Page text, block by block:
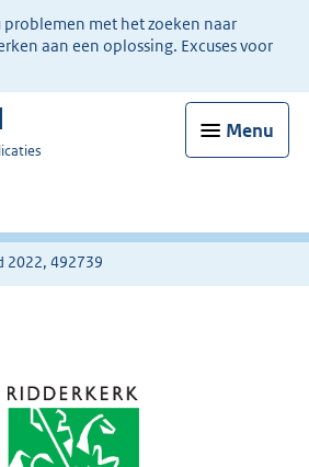
met het zoeken naar
aan een oplossing. Excuses voor
Menu
2022, 492739